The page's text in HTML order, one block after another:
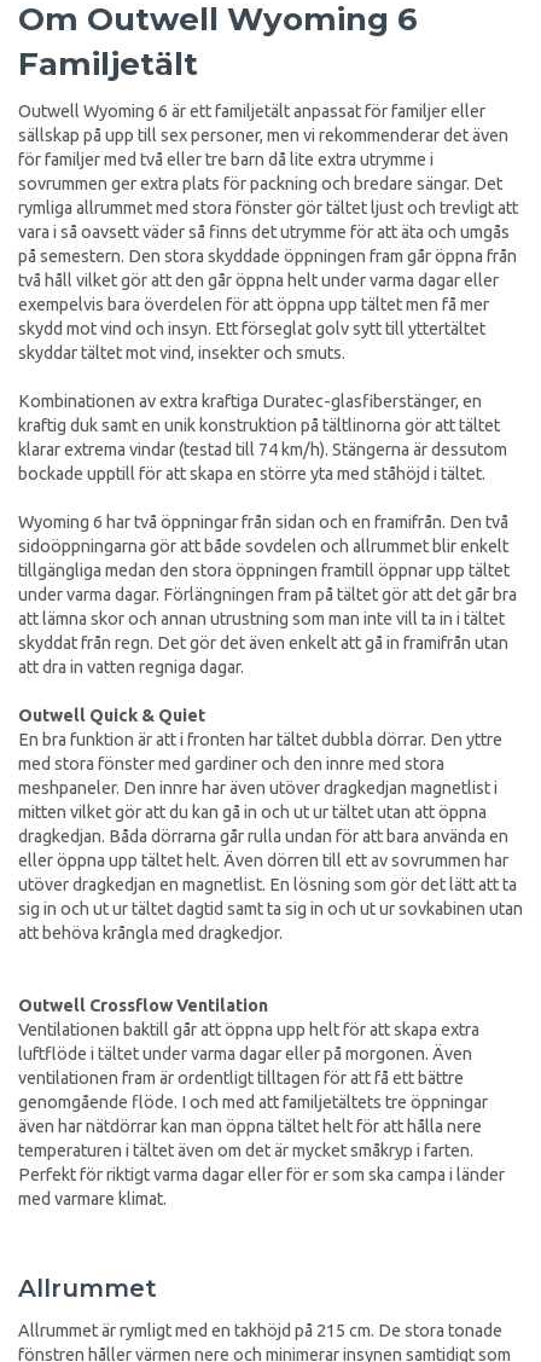
Om Outwell Wyoming 6
Familjetält
Outwell Wyoming 6 är ett familjetält anpassat för familjer eller
sällskap på upp till sex personer, men vi rekommenderar det även
för familjer med två eller tre barn då lite extra utrymme i
sovrummen ger extra plats för packning och bredare sängar. Det
rymliga allrummet med stora fönster gör tältet ljust och trevligt att
vara i så oavsett väder så finns det utrymme för att äta och umgås
på semestern. Den stora skyddade öppningen fram går öppna från
två håll vilket gör att den går öppna helt under varma dagar eller
exempelvis bara överdelen för att öppna upp tältet men få mer
skydd mot vind och insyn. Ett förseglat golv sytt till yttertältet
skyddar tältet mot vind, insekter och smuts.
Kombinationen av extra kraftiga Duratec-glasfiberstänger, en
kraftig duk samt en unik konstruktion på tältlinorna gör att tältet
klarar extrema vindar (testad till 74 km/h). Stängerna är dessutom
bockade upptill för att skapa en större yta med ståhöjd i tältet.
Wyoming 6 har två öppningar från sidan och en framifrån. Den två
sidoöppningarna gör att både sovdelen och allrummet blir enkelt
tillgängliga medan den stora öppningen framtill öppnar upp tältet
under varma dagar. Förlängningen fram på tältet gör att det går bra
att lämna skor och annan utrustning som man inte vill ta in i tältet
skyddat från regn. Det gör det även enkelt att gå in framifrån utan
att dra in vatten regniga dagar.
Outwell Quick & Quiet
En bra funktion är att i fronten har tältet dubbla dörrar. Den yttre
med stora fönster med gardiner och den innre med stora
meshpaneler. Den innre har även utöver dragkedjan magnetlist i
mitten vilket gör att du kan gå in och ut ur tältet utan att öppna
dragkedjan. Båda dörrarna går rulla undan för att bara använda en
eller öppna upp tältet helt. Även dörren till ett av sovrummen har
utöver dragkedjan en magnetlist. En lösning som gör det lätt att ta
sig in och ut ur tältet dagtid samt ta sig in och ut ur sovkabinen utan
att behöva krångla med dragkedjor.
Outwell Crossflow Ventilation
Ventilationen baktill går att öppna upp helt för att skapa extra
luftflöde i tältet under varma dagar eller på morgonen. Även
ventilationen fram är ordentligt tilltagen för att få ett bättre
genomgående flöde. I och med att familjetältets tre öppningar
även har nätdörrar kan man öppna tältet helt för att hålla nere
temperaturen i tältet även om det är mycket småkryp i farten.
Perfekt för riktigt varma dagar eller för er som ska campa i länder
med varmare klimat.
Allrummet
Allrummet är rymligt med en takhöjd på 215 cm. De stora tonade
fönstren håller värmen nere och minimerar insynen samtidigt som